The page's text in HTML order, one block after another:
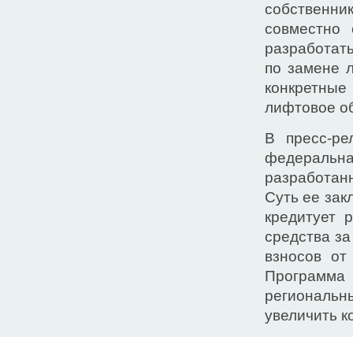
по замене
лифтовое
В пресс-
Суть ее
кредитует
средства
взносов
увеличить